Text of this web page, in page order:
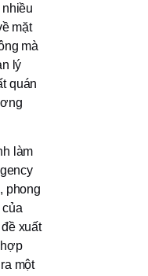
mặt
mà
lý
quán
làm
phong
xuất
một